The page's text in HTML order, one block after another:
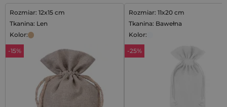
Rozmiar: 12x15 cm
Tkanina: Len
Kolor:
-15%
Rozmiar: 11x20 cm
Tkanina: Bawełna
Kolor:
-25%